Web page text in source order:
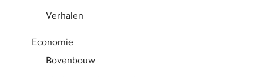
Verhalen
Economie
Bovenbouw